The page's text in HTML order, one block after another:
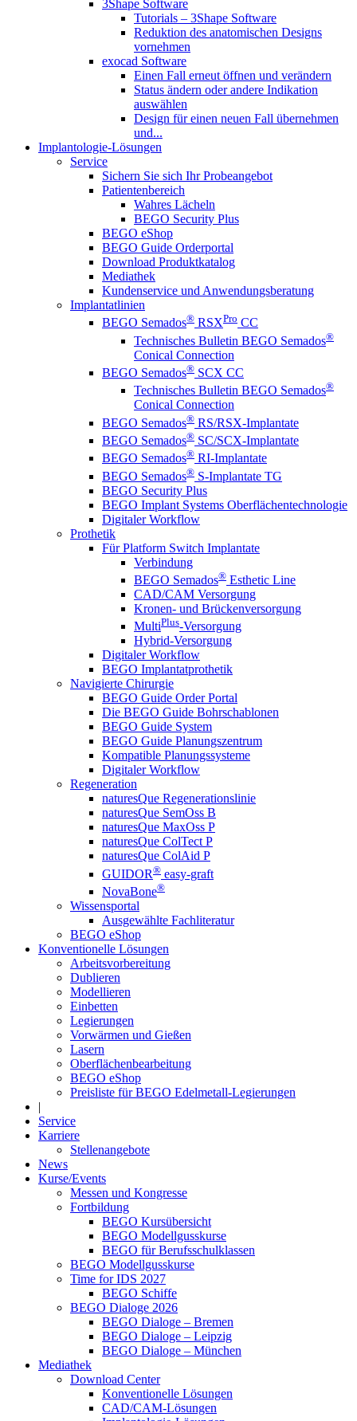
3Shape Software
Tutorials – 3Shape Software
Reduktion des anatomischen Designs
vornehmen
exocad Software
Einen Fall erneut öffnen und verändern
Status ändern oder andere Indikation
auswählen
Design für einen neuen Fall übernehmen
und...
Implantologie-Lösungen
Service
Sichern Sie sich Ihr Probeangebot
Patientenbereich
Wahres Lächeln
BEGO Security Plus
BEGO eShop
BEGO Guide Orderportal
Download Produktkatalog
Mediathek
Kundenservice und Anwendungsberatung
Implantatlinien
BEGO Semados® RSXPro CC
Technisches Bulletin BEGO Semados®
Conical Connection
BEGO Semados® SCX CC
Technisches Bulletin BEGO Semados®
Conical Connection
BEGO Semados® RS/RSX-Implantate
BEGO Semados® SC/SCX-Implantate
BEGO Semados® RI-Implantate
BEGO Semados® S-Implantate TG
BEGO Security Plus
BEGO Implant Systems Oberflächentechnologie
Digitaler Workflow
Prothetik
Für Platform Switch Implantate
Verbindung
BEGO Semados® Esthetic Line
CAD/CAM Versorgung
Kronen- und Brückenversorgung
MultiPlus-Versorgung
Hybrid-Versorgung
Digitaler Workflow
BEGO Implantatprothetik
Navigierte Chirurgie
BEGO Guide Order Portal
Die BEGO Guide Bohrschablonen
BEGO Guide System
BEGO Guide Planungszentrum
Kompatible Planungssysteme
Digitaler Workflow
Regeneration
naturesQue Regenerationslinie
naturesQue SemOss B
naturesQue MaxOss P
naturesQue ColTect P
naturesQue ColAid P
GUIDOR® easy-graft
NovaBone®
Wissensportal
Ausgewählte Fachliteratur
BEGO eShop
Konventionelle Lösungen
Arbeitsvorbereitung
Dublieren
Modellieren
Einbetten
Legierungen
Vorwärmen und Gießen
Lasern
Oberflächenbearbeitung
BEGO eShop
Preisliste für BEGO Edelmetall-Legierungen
|
Service
Karriere
Stellenangebote
News
Kurse/Events
Messen und Kongresse
Fortbildung
BEGO Kursübersicht
BEGO Modellgusskurse
BEGO für Berufsschulklassen
BEGO Modellgusskurse
Time for IDS 2027
BEGO Schiffe
BEGO Dialoge 2026
BEGO Dialoge – Bremen
BEGO Dialoge – Leipzig
BEGO Dialoge – München
Mediathek
Download Center
Konventionelle Lösungen
CAD/CAM-Lösungen